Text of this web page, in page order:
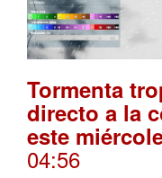
Tormenta
directo a la
este
04:56